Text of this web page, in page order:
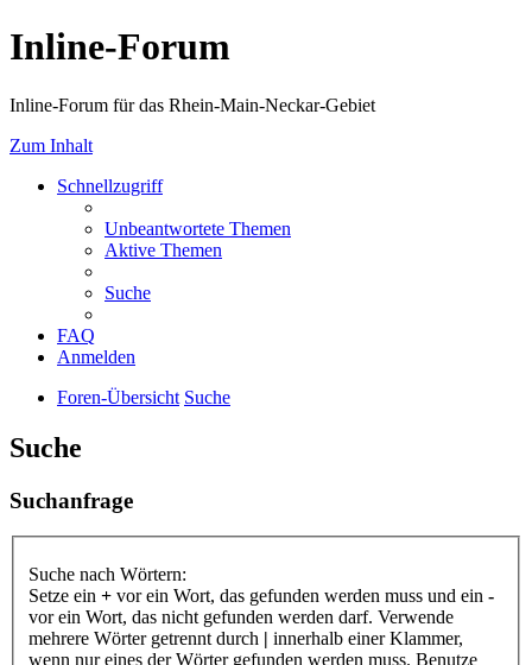
Inline-Forum
Inline-Forum für das Rhein-Main-Neckar-Gebiet
Zum Inhalt
Schnellzugriff
Unbeantwortete Themen
Aktive Themen
Suche
FAQ
Anmelden
Foren-Übersicht Suche
Suche
Suchanfrage
Suche nach Wörtern:
Setze ein + vor ein Wort, das gefunden werden muss und ein -
vor ein Wort, das nicht gefunden werden darf. Verwende
mehrere Wörter getrennt durch | innerhalb einer Klammer,
wenn nur eines der Wörter gefunden werden muss. Benutze